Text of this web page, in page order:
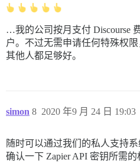
…我的公司按月支付 Discourse
户。不过无需申请任何特殊权
其他人都足够好。
simon 2020 年9 月 24 日 19:03
8
随时可以通过我们的私人支持
确认一下 Zapier API 密钥所需